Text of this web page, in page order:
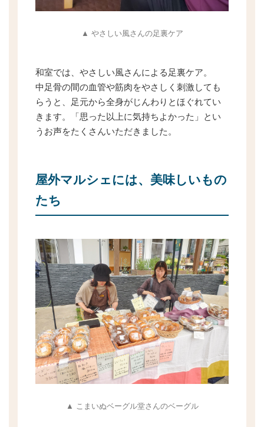
▲ やさしい風さんの足裏ケア
和室では、やさしい風さんによる足裏ケア。
中足骨の間の血管や筋肉をやさしく刺激しても
らうと、足元から全身がじんわりとほぐれてい
きます。「思った以上に気持ちよかった」とい
うお声をたくさんいただきました。
屋外マルシェには、美味しいもの
たち
▲ こまいぬベーグル堂さんのベーグル